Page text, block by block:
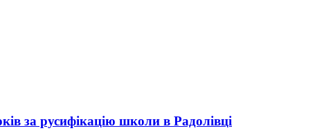
за русифікацію школи в Радолівці